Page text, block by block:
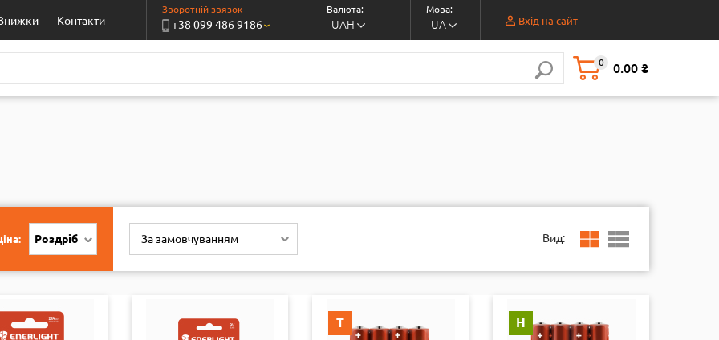
Контакти
Зворотній звязок
+38 099 486 9186›
Валюта:
UAH
Мова:
UA Вхід на сайт
0 0.00 ₴
Роздріб За замовчуванням Вид:
Т Н